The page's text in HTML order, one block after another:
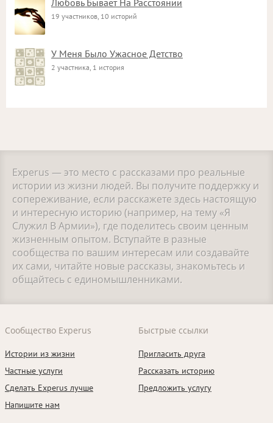
Любовь Бывает На Расстоянии
19 участников, 10 историй
У Меня Было Ужасное Детство
2 участника, 1 история
Experus — это место с рассказами про реальные
истории из жизни людей. Вы получите поддержку и
сопереживание, если расскажете здесь настоящую
и интересную историю (например, на тему «Я
Служил В Армии»), где поделитесь своим ценным
жизненным опытом. Вступайте в разные
сообщества по вашим интересам или создавайте
их сами, читайте новые рассказы, знакомьтесь и
общайтесь с единомышленниками.
Сообщество Experus
Истории из жизни
Частные услуги
Сделать Experus лучше
Напишите нам
Быстрые ссылки
Пригласить друга
Рассказать историю
Предложить услугу